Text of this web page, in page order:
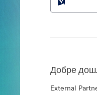
Добре
External